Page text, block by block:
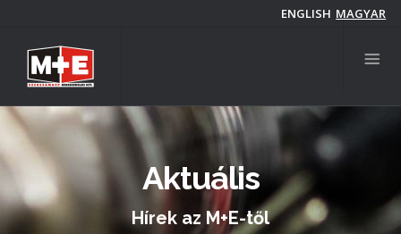
main
content
ENGLISH MAGYAR
Aktuális
Hírek az M+E-től